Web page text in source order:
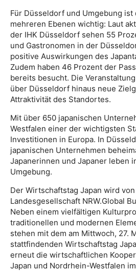
Für Düsseldorf und Umgebung ist
mehreren Ebenen wichtig: Laut
der IHK Düsseldorf sehen 55
und Gastronomen in der
positive Auswirkungen des
Zudem haben 46 Prozent der
bereits besucht. Die
über Düsseldorf hinaus neue
Attraktivität des Standortes.
Mit über 650 japanischen
Westfalen einer der wichtigsten
Investitionen in Europa. In
japanischen Unternehmen
Japanerinnen und Japaner leben
Umgebung.
Der Wirtschaftstag Japan wird
Landesgesellschaft NRW.Global
Neben einem vielfältigen
traditionellen und modernen
stehen mit dem am Mittwoch, 27.
stattfindenden Wirtschaftstag
erneut die wirtschaftlichen
Japan und Nordrhein-Westfalen